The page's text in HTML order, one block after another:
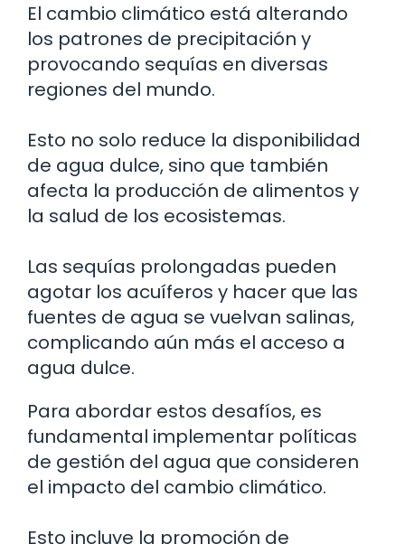
El cambio climático está alterando
los patrones de precipitación y
provocando sequías en diversas
regiones del mundo.
Esto no solo reduce la disponibilidad
de agua dulce, sino que también
afecta la producción de alimentos y
la salud de los ecosistemas.
Las sequías prolongadas pueden
agotar los acuíferos y hacer que las
fuentes de agua se vuelvan salinas,
complicando aún más el acceso a
agua dulce.
Para abordar estos desafíos, es
fundamental implementar políticas
de gestión del agua que consideren
el impacto del cambio climático.
Esto incluye la promoción de